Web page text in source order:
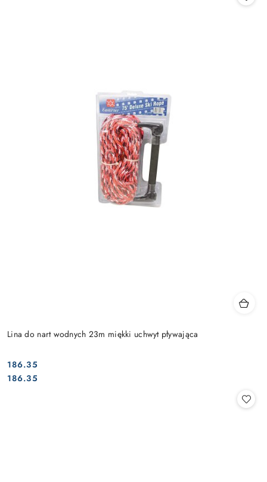
Lina do nart wodnych 23m miękki uchwyt pływająca
Cena:
186.35
Cena:
186.35